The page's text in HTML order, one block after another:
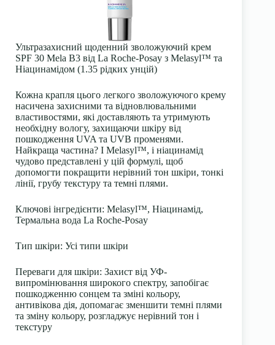
Ультразахисний щоденний зволожуючий крем
SPF 30 Mela B3 від La Roche-Posay з Melasyl™ та
Ніацинамідом (1.35 рідких унцій)
Кожна крапля цього легкого зволожуючого крему
насичена захисними та відновлювальними
властивостями, які доставляють та утримують
необхідну вологу, захищаючи шкіру від
пошкодження UVA та UVB променями.
Найкраща частина? І Melasyl™, і ніацинамід
чудово представлені у цій формулі, щоб
допомогти покращити нерівний тон шкіри, тонкі
лінії, грубу текстуру та темні плями.
Ключові інгредієнти: Melasyl™, Ніацинамід,
Термальна вода La Roche-Posay
Тип шкіри: Усі типи шкіри
Переваги для шкіри: Захист від УФ-
випромінювання широкого спектру, запобігає
пошкодженню сонцем та зміні кольору,
антивікова дія, допомагає зменшити темні плями
та зміну кольору, розгладжує нерівний тон і
текстуру